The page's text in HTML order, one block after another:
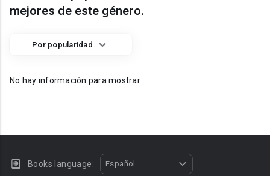
mejores de este género.
Por popularidad
No hay información para mostrar
Books language: Español